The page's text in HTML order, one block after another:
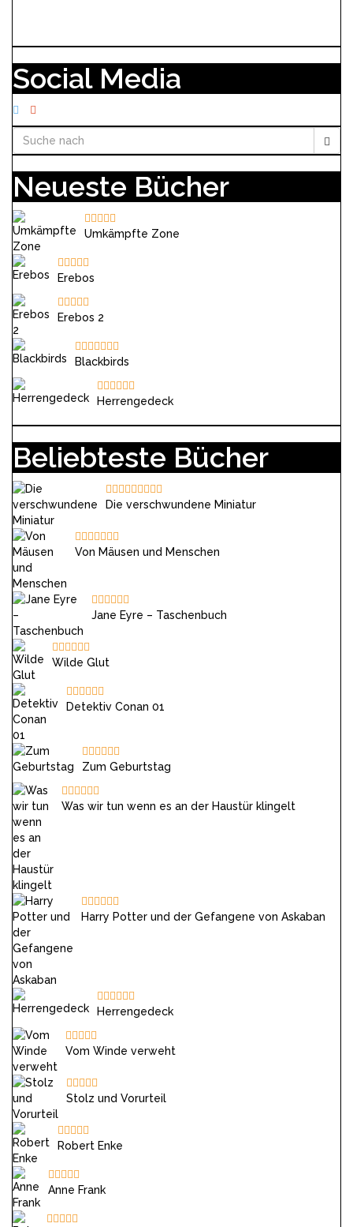
Social Media
Neueste Bücher
Umkämpfte Zone
Erebos
Erebos 2
Blackbirds
Herrengedeck
Beliebteste Bücher
Die verschwundene Miniatur
Von Mäusen und Menschen
Jane Eyre – Taschenbuch
Wilde Glut
Detektiv Conan 01
Zum Geburtstag
Was wir tun wenn es an der Haustür klingelt
Harry Potter und der Gefangene von Askaban
Herrengedeck
Vom Winde verweht
Stolz und Vorurteil
Robert Enke
Anne Frank